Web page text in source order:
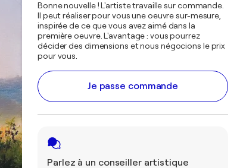
Bonne nouvelle ! L'artiste travaille sur commande.
Il peut réaliser pour vous une oeuvre sur-mesure,
inspirée de ce que vous avez aimé dans la
première oeuvre. L'avantage : vous pourrez
décider des dimensions et nous négocions le prix
pour vous.
Je passe commande
Parlez à un conseiller artistique